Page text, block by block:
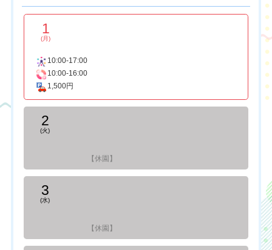
1
(月)
10:00-17:00
10:00-16:00
1,500円
2
(火)
【休園】
3
(水)
【休園】